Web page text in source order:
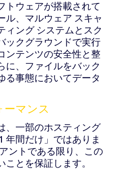
トウェアが搭載されて
ル、マルウェア スキャ
ィング システムとスク
ックグラウンドで実行
ンテンツの安全性と整
に、ファイルをバック
る事態においてデータ
マンス
、一部のホスティング
年間だけ」ではありま
ントである限り、この
とを保証します。